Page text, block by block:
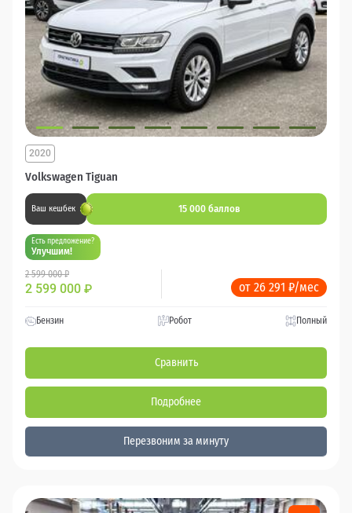
Volkswagen Tiguan
2020
Ваш кешбек 15 000 баллов
Есть предложение?
Улучшим!
2 599 000 ₽
2 599 000 ₽ от 26 291 ₽/мес
Бензин Робот Полный
Сравнить
Подробнее
Перезвоним за минуту